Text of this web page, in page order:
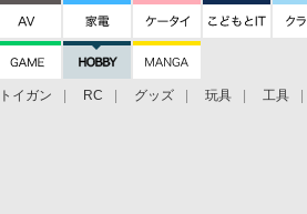
トイガン RC グッズ 玩具 工具